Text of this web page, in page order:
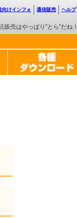
販売はやっぱり”とら”だね！
向けインフォ 通信販売 ヘルプ